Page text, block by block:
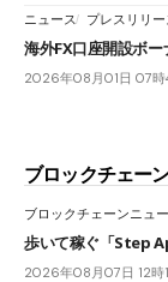
ニュース プレスリリー
海外FX口座開設ボ
2026年08月01日 07
ブロックチェー
ブロックチェーンニュ
歩いて稼ぐ「Step
2026年08月07日 12時